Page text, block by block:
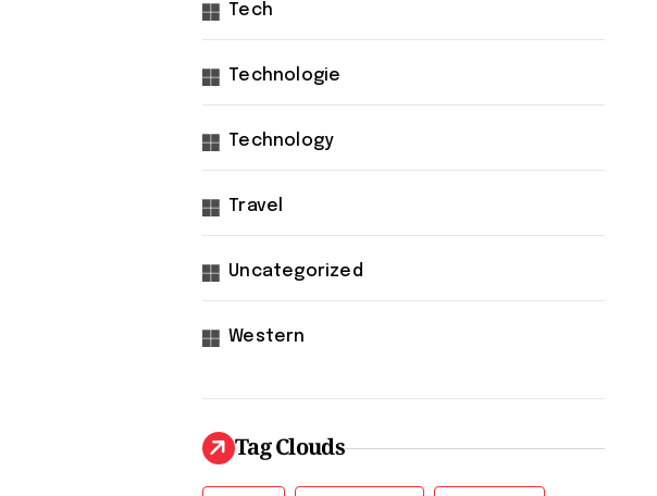
Tech
Technologie
Technology
Travel
Uncategorized
Western
Tag Clouds